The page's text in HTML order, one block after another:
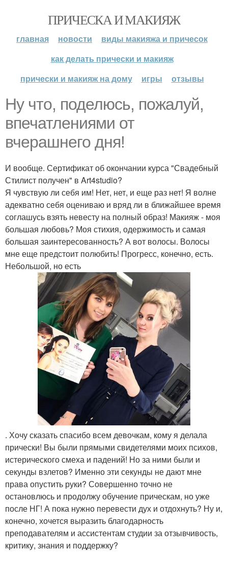
ПРИЧЕСКА И МАКИЯЖ
главная новости
виды макияжа и причесок
как делать прически и макияж
прически и макияж на дому
игры отзывы
Ну что, поделюсь, пожалуй,
впечатлениями от
вчерашнего дня!
И вообще. Сертификат об окончании курса "Свадебный
Стилист получен" в Art4studio?
Я чувствую ли себя им! Нет, нет, и еще раз нет! Я волне
адекватно себя оцениваю и вряд ли в ближайшее время
соглашусь взять невесту на полный образ! Макияж - моя
большая любовь? Моя стихия, одержимость и самая
большая заинтересованность? А вот волосы. Волосы
мне еще предстоит полюбить! Прогресс, конечно, есть.
Небольшой, но есть
. Хочу сказать спасибо всем девочкам, кому я делала
прически! Вы были прямыми свидетелями моих психов,
истерического смеха и падений! Но за ними были и
секунды взлетов? Именно эти секунды не дают мне
права опустить руки? Совершенно точно не
остановлюсь и продолжу обучение прическам, но уже
после НГ! А пока нужно перевести дух и отдохнуть? Ну и,
конечно, хочется выразить благодарность
преподавателям и ассистентам студии за отзывчивость,
критику, знания и поддержку?